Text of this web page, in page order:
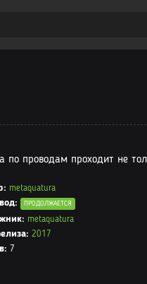
по проводам проходит не
metaquatura
ПРОДОЛЖАЕТСЯ
metaquatura
2017
7